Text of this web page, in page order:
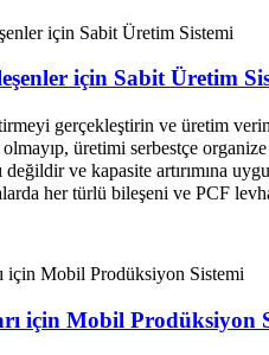
için Sabit Üretim
gerçekleştirin ve üretim
olmayıp, üretimi serbestçe
değildir ve kapasite artırımına
her türlü bileşeni ve PCF
için Mobil Prodüksiyon